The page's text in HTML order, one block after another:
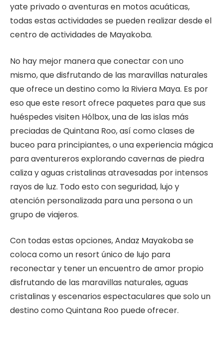
yate privado o aventuras en motos acuáticas,
todas estas actividades se pueden realizar desde el
centro de actividades de Mayakoba.
No hay mejor manera que conectar con uno
mismo, que disfrutando de las maravillas naturales
que ofrece un destino como la Riviera Maya. Es por
eso que este resort ofrece paquetes para que sus
huéspedes visiten Hólbox, una de las islas más
preciadas de Quintana Roo, así como clases de
buceo para principiantes, o una experiencia mágica
para aventureros explorando cavernas de piedra
caliza y aguas cristalinas atravesadas por intensos
rayos de luz. Todo esto con seguridad, lujo y
atención personalizada para una persona o un
grupo de viajeros.
Con todas estas opciones, Andaz Mayakoba se
coloca como un resort único de lujo para
reconectar y tener un encuentro de amor propio
disfrutando de las maravillas naturales, aguas
cristalinas y escenarios espectaculares que solo un
destino como Quintana Roo puede ofrecer.